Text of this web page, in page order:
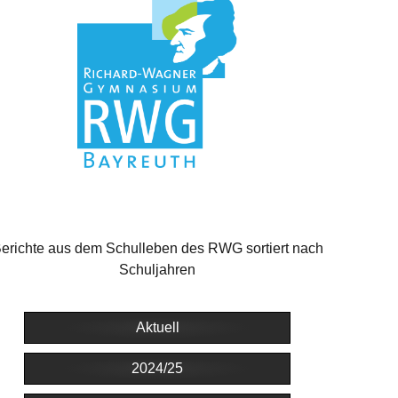
aus dem Schulleben des RWG sortiert nach
Schuljahren
Aktuell
2024/25